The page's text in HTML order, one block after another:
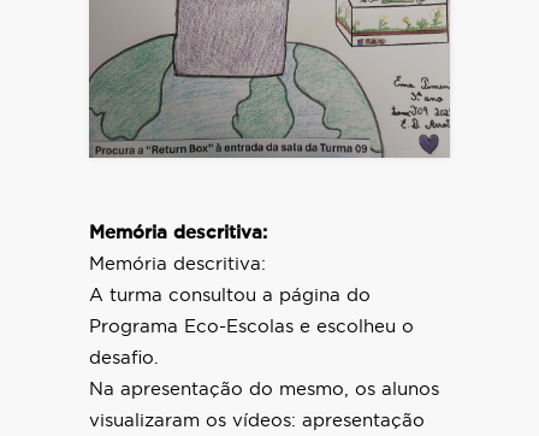
Memória descritiva:
Memória descritiva:
A turma consultou a página do
Programa Eco-Escolas e escolheu o
desafio.
Na apresentação do mesmo, os alunos
visualizaram os vídeos: apresentação